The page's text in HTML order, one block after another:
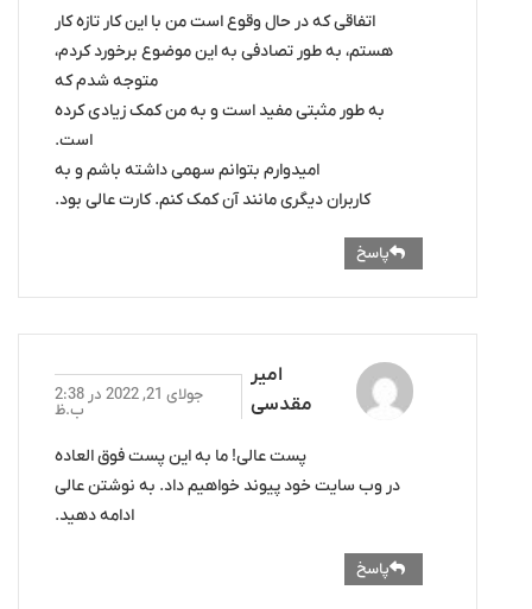
اتفاقی که در حال وقوع است من با این کار تازه کار
هستم، به طور تصادفی به این موضوع برخورد کردم،
متوجه شدم که
به طور مثبتی مفید است و به من کمک زیادی کرده
است.
امیدوارم بتوانم سهمی داشته باشم و به
کاربران دیگری مانند آن کمک کنم. کارت عالی بود.
پاسخ
امیر
مقدسی
جولای 21, 2022 در 2:38
ب.ظ
پست عالی! ما به این پست فوق العاده
در وب سایت خود پیوند خواهیم داد. به نوشتن عالی
ادامه دهید.
پاسخ